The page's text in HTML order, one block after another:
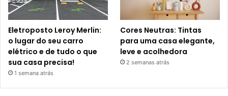
Eletroposto Leroy Merlin:
o lugar do seu carro
elétrico e de tudo o que
sua casa precisa!
1 semana atrás
Cores Neutras: Tintas
para uma casa elegante,
leve e acolhedora
2 semanas atrás